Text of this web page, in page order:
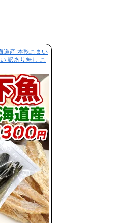
道産 本乾こまい
訳あり無し こ